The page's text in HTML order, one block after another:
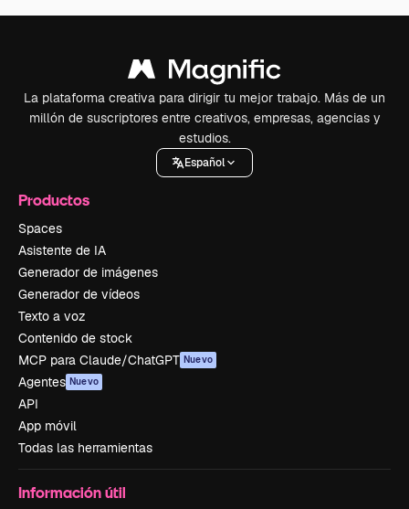
La plataforma creativa para dirigir tu mejor trabajo. Más de un
millón de suscriptores entre creativos, empresas, agencias y
estudios.
Español
Productos
Spaces
Asistente de IA
Generador de imágenes
Generador de vídeos
Texto a voz
Contenido de stock
MCP para Claude/ChatGPT Nuevo
Agentes Nuevo
API
App móvil
Todas las herramientas
Información útil